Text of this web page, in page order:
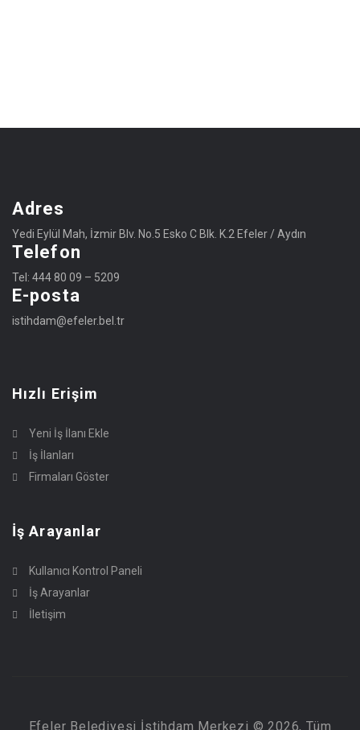
Adres
Yedi Eylül Mah, İzmir Blv. No.5 Esko C Blk. K.2 Efeler / Aydın
Telefon
Tel: 444 80 09 – 5209
E-posta
istihdam@efeler.bel.tr
Hızlı Erişim
Yeni İş İlanı Ekle
İş İlanları
Firmaları Göster
İş Arayanlar
Kullanıcı Kontrol Paneli
İş Arayanlar
İletişim
Efeler Belediyesi İstihdam Merkezi © 2026, Tüm